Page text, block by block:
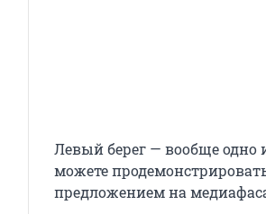
Левый берег — вообще одно
можете
предложением на